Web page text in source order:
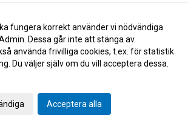
32752:- från Svenska Spel 2015-11-06 09:23
i topp
TV
fungera korrekt använder vi nödvändiga
Dessa går inte att stänga av.
använda frivilliga cookies, t.ex. för statistik
Du väljer själv om du vill acceptera dessa.
Acceptera alla